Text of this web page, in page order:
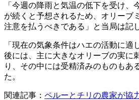
「 今週の降雨と気温の低下を受け、
が続くと予想されるため、オリーブ
注意を払うべきである」と当局は記
「現在の気象条件はハエの活動に適
後には、主に大きなオリーブの実に
り、その中には受精済みのものもあ
た。
関連記事： ペルーとチリの農家が協